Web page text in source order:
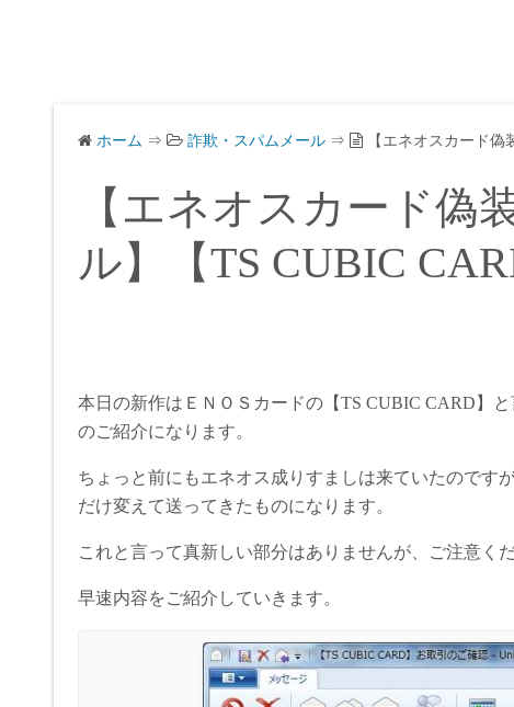
ホーム ⇒ 詐欺・スパムメール ⇒ 【エネオスカード
【エネオスカード偽
ル】【TS CUBIC
本日の新作はＥＮＯＳカードの【TS CUBIC CARD】
のご紹介になります。
ちょっと前にもエネオス成りすましは来ていたのです
だけ変えて送ってきたものになります。
これと言って真新しい部分はありませんが、ご注意く
早速内容をご紹介していきます。